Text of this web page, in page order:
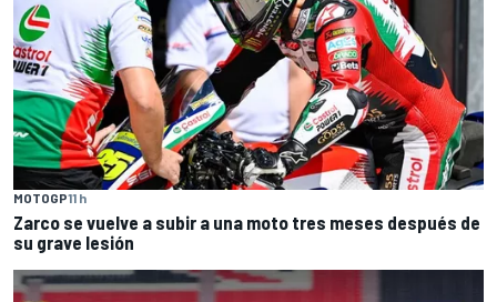
MOTOGP11 h
Zarco se vuelve a subir a una moto tres meses después de
su grave lesión